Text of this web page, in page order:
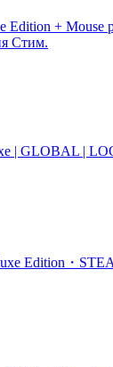
Edition + Mouse
Cтим.
| GLOBAL |
Edition・